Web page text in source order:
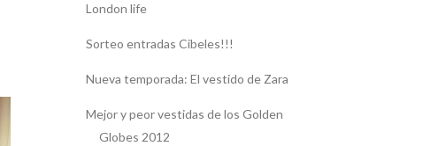
London life
Sorteo entradas Cibeles!!!
Nueva temporada: El vestido de Zara
Mejor y peor vestidas de los Golden
Globes 2012